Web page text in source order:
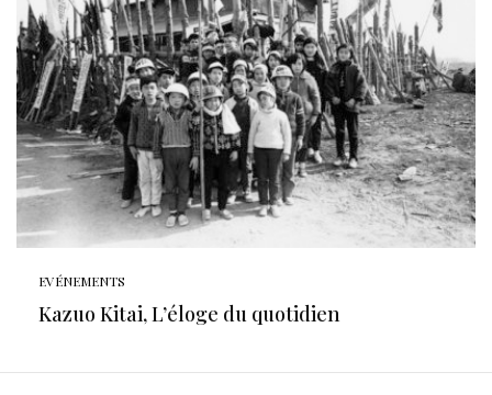
EVÉNEMENTS
Kazuo Kitai, L’éloge du quotidien